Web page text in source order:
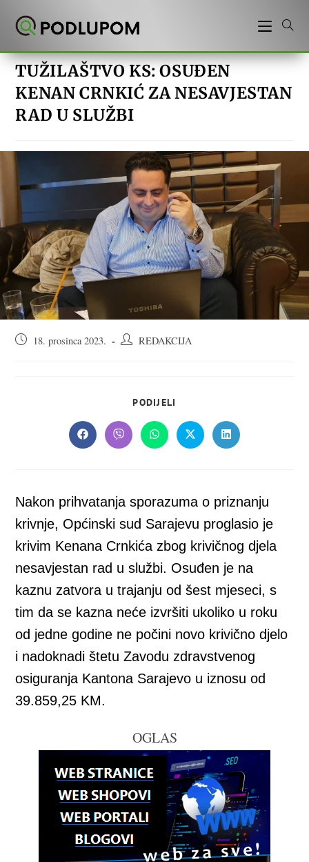
TUŽILAŠTVO KS: OSUĐEN
KENAN CRNKIĆ ZA NESAVJESTAN
RAD U SLUŽBI
Objava18. prosinca 2023.
AutorREDAKCIJA
PODIJELI
CONTENT
Opens
in
Opens
in
Opens
in
Opens
in
Opens
in
Nakon prihvatanja sporazuma o priznanju
krivnje, Općinski sud Sarajevu proglasio je
krivim Kenana Crnkića zbog krivičnog djela
nesavjestan rad u službi. Osuđen je na
kaznu zatvora u trajanju od šest mjeseci, s
tim da se kazna neće izvršiti ukoliko u roku
od jedne godine ne počini novo krivično djelo
i nadoknadi štetu Zavodu zdravstvenog
osiguranja Kantona Sarajevo u iznosu od
39.859,25 KM.
OGLAS